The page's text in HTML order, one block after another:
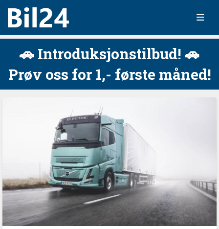
🚗 Introduksjonstilbud! 🚗
Prøv oss for 1,- første måned!